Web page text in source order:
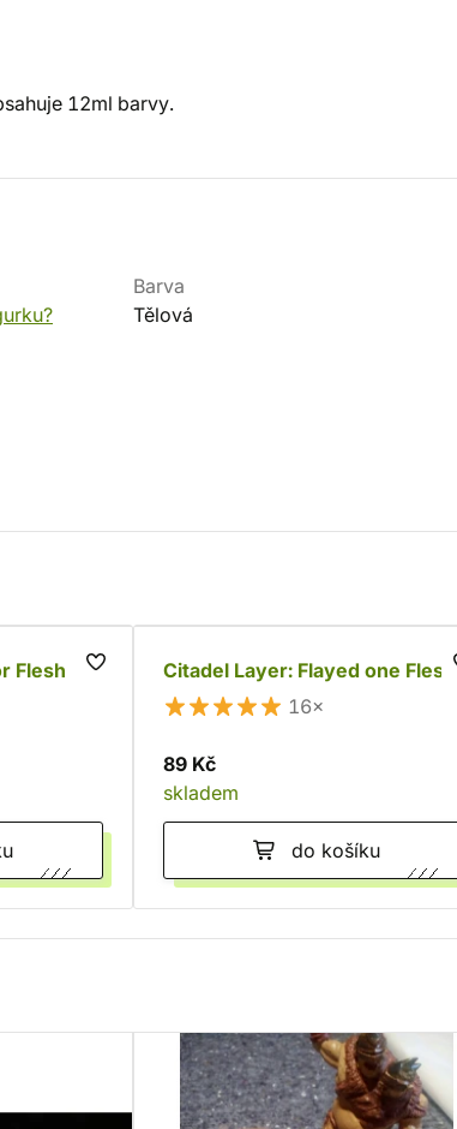
12ml barvy.
Barva
Tělová
Flesh
Citadel Layer: Flayed one Flesh
16×
89 Kč
skladem
do košíku